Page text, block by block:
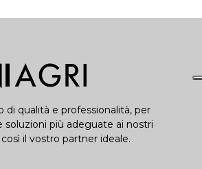
di qualità e professionalità, per
soluzioni più adeguate ai nostri
il vostro partner ideale.